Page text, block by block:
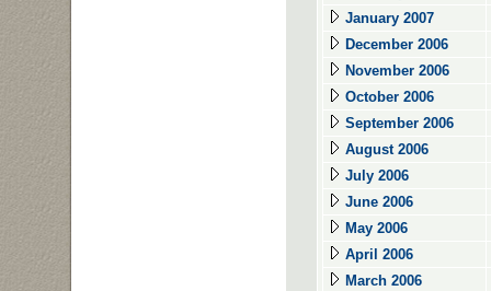
January 2007
December 2006
November 2006
October 2006
September 2006
August 2006
July 2006
June 2006
May 2006
April 2006
March 2006